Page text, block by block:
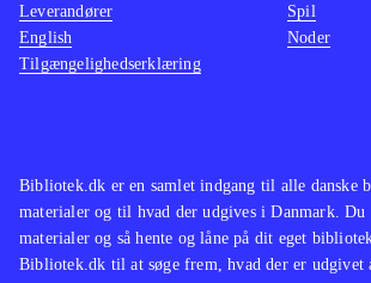
Bibliotek.dk er en samlet indgang til alle danske
materialer og til hvad der udgives i Danmark. Du
materialer og så hente og låne på dit eget
Bibliotek.dk til at søge frem, hvad der er udgivet
Leverandører
English
Tilgængelighedserklæring
Spil
Noder